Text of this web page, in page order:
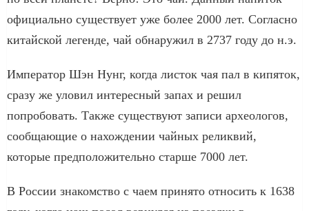
официально существует уже более 2000 лет. Согласно
китайской легенде, чай обнаружил в 2737 году до н.э.
Император Шэн Нунг, когда листок чая пал в кипяток,
сразу же уловил интересный запах и решил
попробовать. Также существуют записи археологов,
сообщающие о нахождении чайных реликвий,
которые предположительно старше 7000 лет.
В России знакомство с чаем принято относить к 1638